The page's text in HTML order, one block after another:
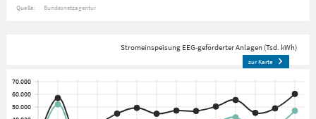
Quelle: Bundesnetzagentur
Stromeinspeisung EEG-geförderter Anlagen (Tsd. kWh)
zur Karte